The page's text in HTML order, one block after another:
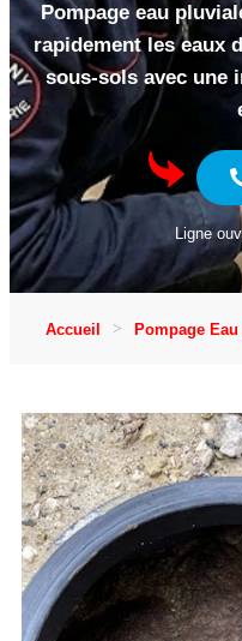
Pompage eau
rapidement les eaux
sous-sols avec une
Ligne
Accueil Pompage